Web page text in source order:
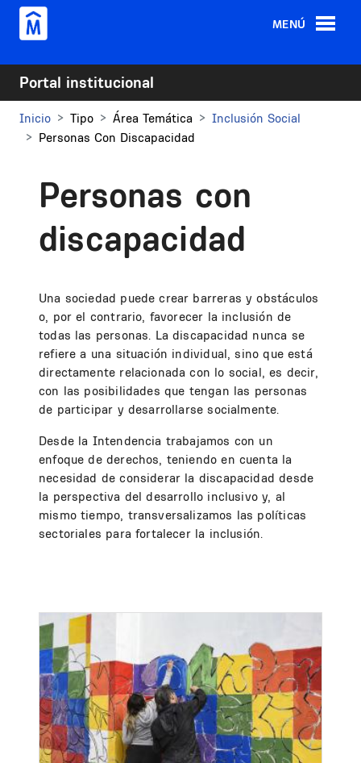
Pasar al contenido principal
MENÚ
Portal institucional
Inicio Tipo Área Temática
Inclusión Social
Personas Con Discapacidad
Personas con
discapacidad
Una sociedad puede crear barreras y obstáculos
o, por el contrario, favorecer la inclusión de
todas las personas. La discapacidad nunca se
refiere a una situación individual, sino que está
directamente relacionada con lo social, es decir,
con las posibilidades que tengan las personas
de participar y desarrollarse socialmente.
Desde la Intendencia trabajamos con un
enfoque de derechos, teniendo en cuenta la
necesidad de considerar la discapacidad desde
la perspectiva del desarrollo inclusivo y, al
mismo tiempo, transversalizamos las políticas
sectoriales para fortalecer la inclusión.
Image